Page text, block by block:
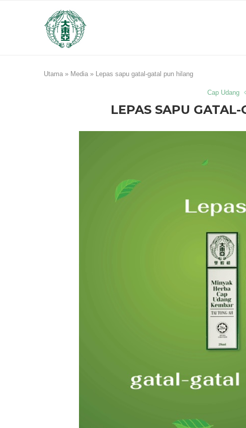
Utama » Media » Lepas sapu gatal-gatal pun hilang
Cap Udang
LEPAS SAPU